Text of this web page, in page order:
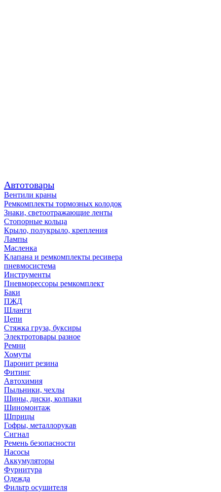
Автотовары
Вентили краны
Ремкомплекты тормозных колодок
Знаки, светоотражающие ленты
Стопорные кольца
Крыло, полукрыло, крепления
Лампы
Масленка
Клапана и ремкомплекты ресивера
пневмосистема
Инструменты
Пневморессоры ремкомплект
Баки
ПЖД
Шланги
Цепи
Стяжка груза, буксиры
Электротовары разное
Ремни
Хомуты
Паронит резина
Фитинг
Автохимия
Пыльники, чехлы
Шины, диски, колпаки
Шиномонтаж
Шприцы
Гофры, металлорукав
Сигнал
Ремень безопасности
Насосы
Аккумуляторы
Фурнитура
Одежда
Фильтр осушителя